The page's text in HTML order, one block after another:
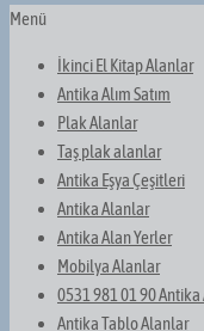
Menü
İkinci El Kitap Alanlar
Antika Alım Satım
Plak Alanlar
Taş plak alanlar
Antika Eşya Çeşitleri
Antika Alanlar
Antika Alan Yerler
Mobilya Alanlar
0531 981 01 90 Antika
Antika Tablo Alanlar